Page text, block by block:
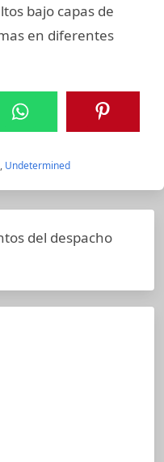
bajo capas de
en diferentes
, Undetermined
del despacho